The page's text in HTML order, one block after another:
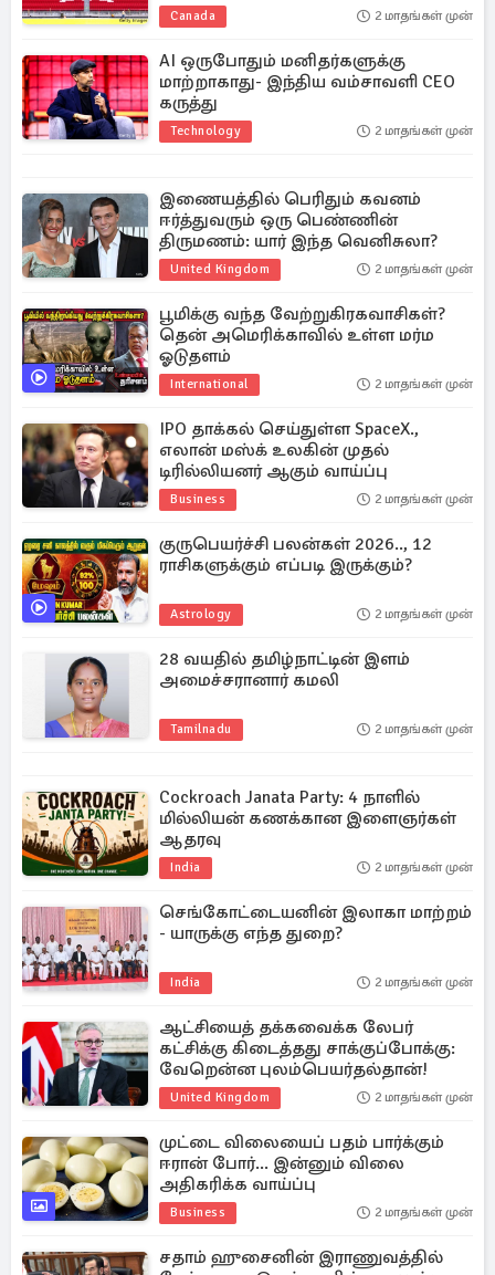
Canada 2 மாதங்கள் முன்
AI ஒருபோதும் மனிதர்களுக்கு
மாற்றாகாது- இந்திய வம்சாவளி CEO
கருத்து
Technology 2 மாதங்கள் முன்
இணையத்தில் பெரிதும் கவனம்
ஈர்த்துவரும் ஒரு பெண்ணின்
திருமணம்: யார் இந்த வெனிசுலா?
United Kingdom 2 மாதங்கள் முன்
பூமிக்கு வந்த வேற்றுகிரகவாசிகள்?
தென் அமெரிக்காவில் உள்ள மர்ம
ஓடுதளம்
International 2 மாதங்கள் முன்
IPO தாக்கல் செய்துள்ள SpaceX.,
எலான் மஸ்க் உலகின் முதல்
டிரில்லியனர் ஆகும் வாய்ப்பு
Business 2 மாதங்கள் முன்
குருபெயர்ச்சி பலன்கள் 2026.., 12
ராசிகளுக்கும் எப்படி இருக்கும்?
Astrology 2 மாதங்கள் முன்
28 வயதில் தமிழ்நாட்டின் இளம்
அமைச்சரானார் கமலி
Tamilnadu 2 மாதங்கள் முன்
Cockroach Janata Party: 4 நாளில்
மில்லியன் கணக்கான இளைஞர்கள்
ஆதரவு
India 2 மாதங்கள் முன்
செங்கோட்டையனின் இலாகா மாற்றம்
- யாருக்கு எந்த துறை?
India 2 மாதங்கள் முன்
ஆட்சியைத் தக்கவைக்க லேபர்
கட்சிக்கு கிடைத்தது சாக்குப்போக்கு:
வேறென்ன புலம்பெயர்தல்தான்!
United Kingdom 2 மாதங்கள் முன்
முட்டை விலையைப் பதம் பார்க்கும்
ஈரான் போர்... இன்னும் விலை
அதிகரிக்க வாய்ப்பு
Business 2 மாதங்கள் முன்
சதாம் ஹுசைனின் இராணுவத்தில்